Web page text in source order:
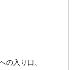
の入り口、